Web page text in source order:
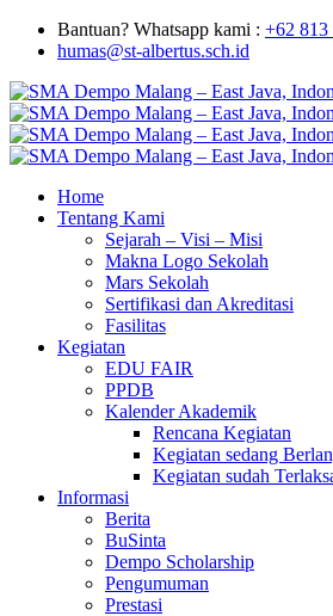
Bantuan? Whatsapp kami : +62 813
humas@st-albertus.sch.id
Home
Tentang Kami
Sejarah – Visi – Misi
Makna Logo Sekolah
Mars Sekolah
Sertifikasi dan Akreditasi
Fasilitas
Kegiatan
EDU FAIR
PPDB
Kalender Akademik
Rencana Kegiatan
Kegiatan sedang
Kegiatan sudah
Informasi
Berita
BuSinta
Dempo Scholarship
Pengumuman
Prestasi